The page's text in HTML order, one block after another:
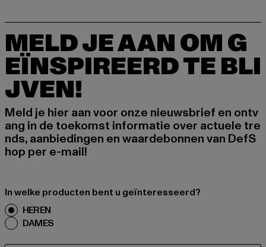
MELD JE AAN OM G
EÏNSPIREERD TE BLI
JVEN!
Meld je hier aan voor onze nieuwsbrief en ontv
ang in de toekomst informatie over actuele tre
nds, aanbiedingen en waardebonnen van DefS
hop per e-mail!
In welke producten bent u geïnteresseerd?
HEREN
DAMES